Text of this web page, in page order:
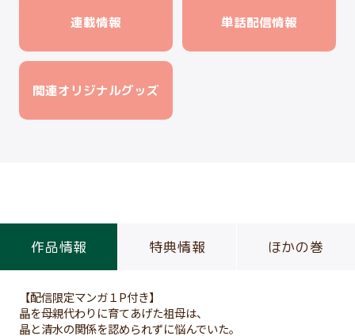
連載情報 単話配信情報
関連オリジナルグッズ
作品情報 特典情報 ほかの巻
【配信限定マンガ１P付き】
晶を母親代わりに育てあげた祖母は、
晶と清水の関係を認められずに悩んでいた。